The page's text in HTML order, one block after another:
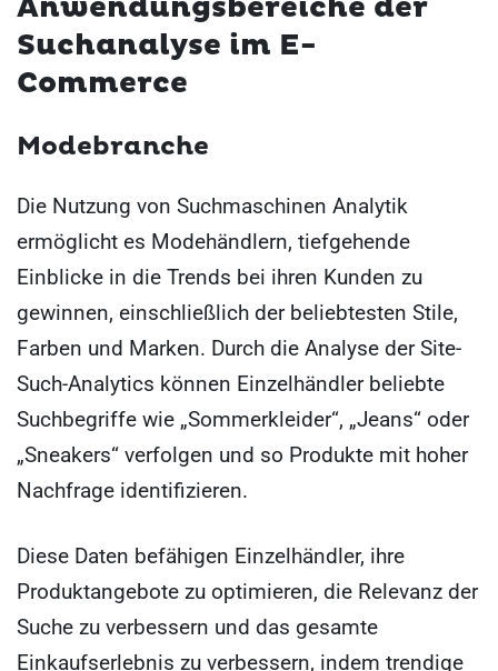
Anwendungsbereiche der
Suchanalyse im E-
Commerce
Modebranche
Die Nutzung von Suchmaschinen Analytik
ermöglicht es Modehändlern, tiefgehende
Einblicke in die Trends bei ihren Kunden zu
gewinnen, einschließlich der beliebtesten Stile,
Farben und Marken. Durch die Analyse der Site-
Such-Analytics können Einzelhändler beliebte
Suchbegriffe wie „Sommerkleider“, „Jeans“ oder
„Sneakers“ verfolgen und so Produkte mit hoher
Nachfrage identifizieren.
Diese Daten befähigen Einzelhändler, ihre
Produktangebote zu optimieren, die Relevanz der
Suche zu verbessern und das gesamte
Einkaufserlebnis zu verbessern, indem trendige